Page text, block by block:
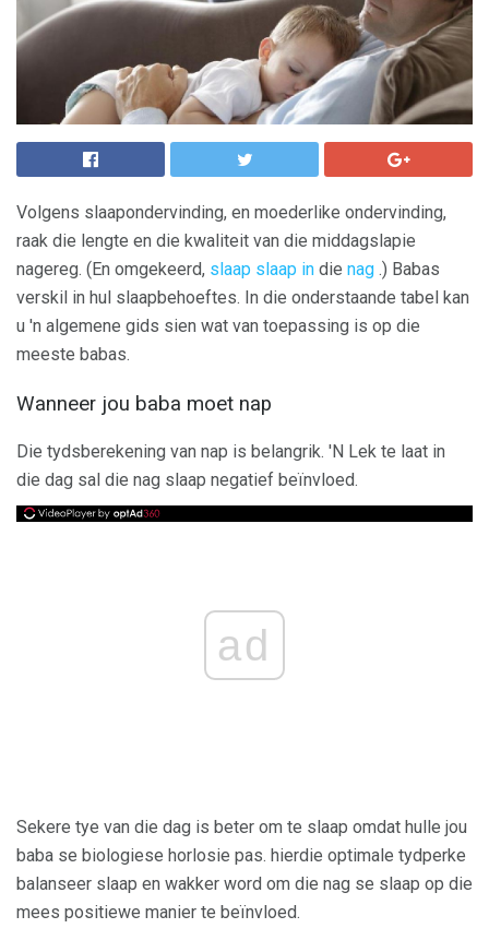
Volgens slaapondervinding, en moederlike ondervinding,
raak die lengte en die kwaliteit van die middagslapie
nagereg. (En omgekeerd, slaap slaap in die nag .) Babas
verskil in hul slaapbehoeftes. In die onderstaande tabel kan
u 'n algemene gids sien wat van toepassing is op die
meeste babas.
Wanneer jou baba moet nap
Die tydsberekening van nap is belangrik. 'N Lek te laat in
die dag sal die nag slaap negatief beïnvloed.
ad
Sekere tye van die dag is beter om te slaap omdat hulle jou
baba se biologiese horlosie pas. hierdie optimale tydperke
balanseer slaap en wakker word om die nag se slaap op die
mees positiewe manier te beïnvloed.